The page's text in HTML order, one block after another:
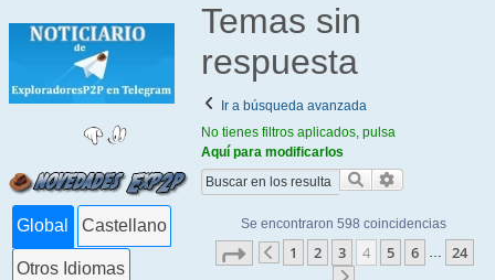
Global Castellano
Otros Idiomas
Temas sin
respuesta
Ir a búsqueda avanzada
No tienes filtros aplicados, pulsa
Aquí para modificarlos
Buscar
Se encontraron 598 coincidencias
Página de 24
Anterior
1 2 3 4 5 6 …
24